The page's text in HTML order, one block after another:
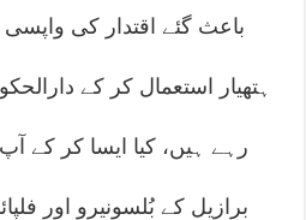
باعث گئے اقتدار کی
ہتھیار استعمال کر کے
رہے ہیں، کیا ایسا کر کے
برازیل کے بُلسونیرو اور